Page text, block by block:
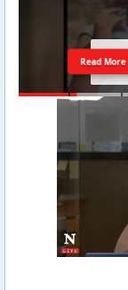
Read More